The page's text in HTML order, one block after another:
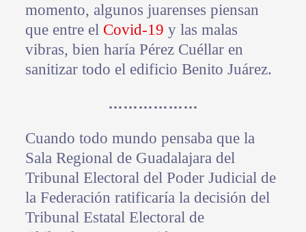
momento, algunos juarenses piensan
que entre el Covid-19 y las malas
vibras, bien haría Pérez Cuéllar en
sanitizar todo el edificio Benito Juárez.
………………
Cuando todo mundo pensaba que la
Sala Regional de Guadalajara del
Tribunal Electoral del Poder Judicial de
la Federación ratificaría la decisión del
Tribunal Estatal Electoral de